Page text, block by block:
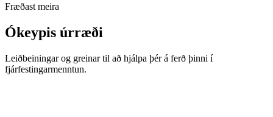
Fræðast meira
Ókeypis úrræði
Leiðbeiningar og greinar til að hjálpa þér á ferð þinni í
fjárfestingarmenntun.